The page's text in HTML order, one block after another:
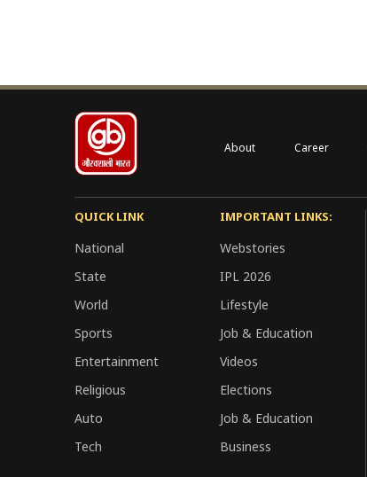
About Career
QUICK LINK
National
State
World
Sports
Entertainment
Religious
Auto
Tech
IMPORTANT LINKS:
Webstories
IPL 2026
Lifestyle
Job & Education
Videos
Elections
Job & Education
Business